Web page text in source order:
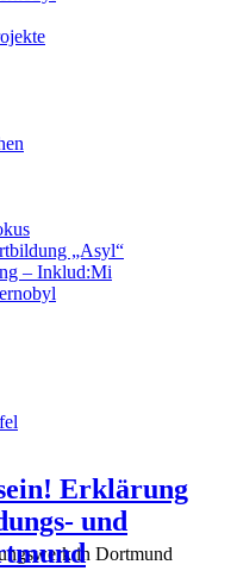
„Asyl“
– Inklud:Mi
in Dortmund
Erklärung
und